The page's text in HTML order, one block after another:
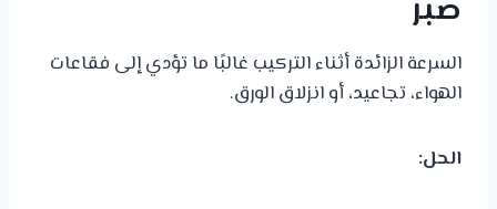
صبر
السرعة الزائدة أثناء التركيب غالبًا ما تؤدي إلى فقاعات
الهواء، تجاعيد، أو انزلاق الورق.
الحل: